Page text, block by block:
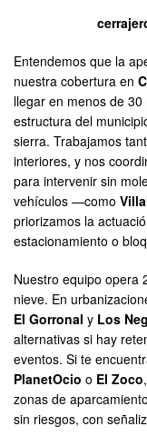
Entendemos que la
nuestra cobertura en
llegar en menos de
estructura del
sierra. Trabajamos
interiores, y nos
para intervenir sin
vehículos —como
priorizamos la
estacionamiento o
Nuestro equipo opera
nieve. En
El Gorronal y Los
alternativas si hay
eventos. Si te
PlanetOcio o El Zoco
zonas de
sin riesgos, con